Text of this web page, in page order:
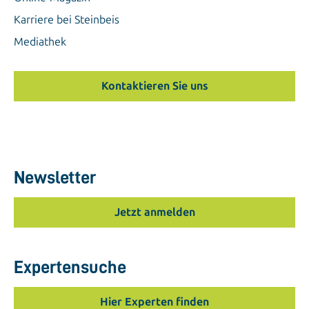
Karriere bei Steinbeis
Mediathek
Kontaktieren Sie uns
Newsletter
Jetzt anmelden
Expertensuche
Hier Experten finden